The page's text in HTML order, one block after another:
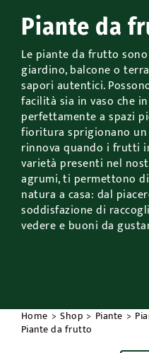
Accessori
Outdoor
Promo
Piante da
Le piante da frutto
giardino, balcone o
sapori autentici.
facilità sia in vaso che
perfettamente a spazi
fioritura sprigionano un
rinnova quando i frutti
varietà presenti nel
agrumi, ti permettono
natura a casa: dal
soddisfazione di
vedere e buoni da
Home Shop Piante
Piante da frutto